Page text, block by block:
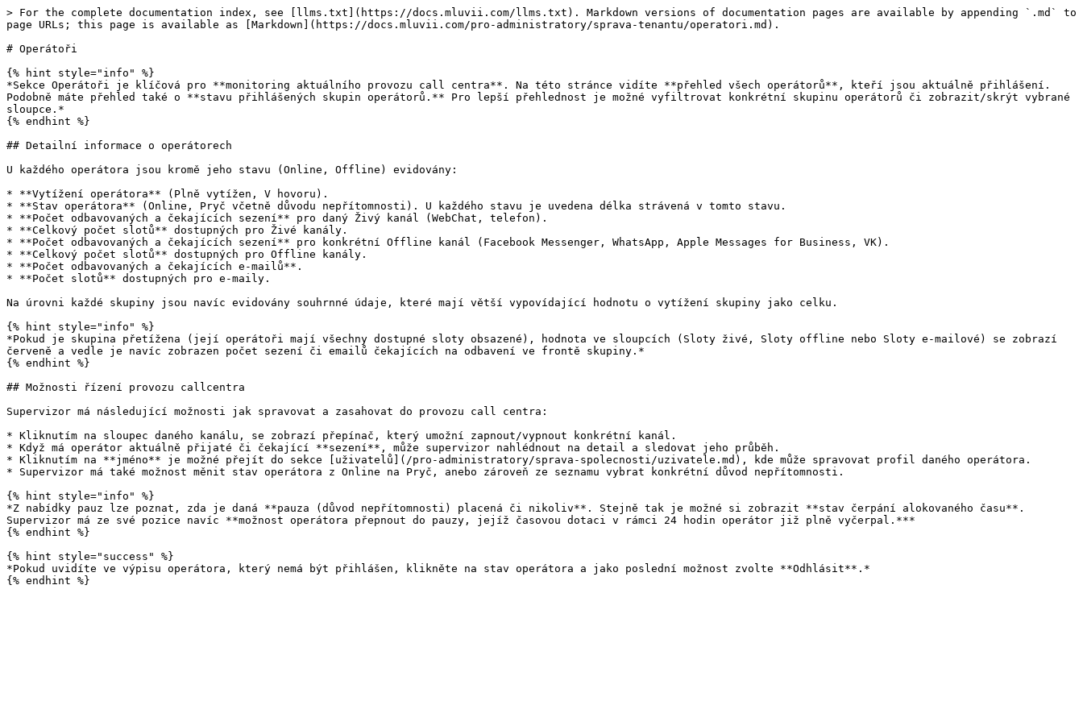
> For the complete documentation index, see [llms.txt](https://docs.mluvii.com/llms.txt). Markdown versions of documentation pages are available by appending `.md` to
page URLs; this page is available as [Markdown](https://docs.mluvii.com/pro-administratory/sprava-tenantu/operatori.md).
# Operátoři
{% hint style="info" %}
*Sekce Operátoři je klíčová pro **monitoring aktuálního provozu call centra**. Na této stránce vidíte **přehled všech operátorů**, kteří jsou aktuálně přihlášení.
Podobně máte přehled také o **stavu přihlášených skupin operátorů.** Pro lepší přehlednost je možné vyfiltrovat konkrétní skupinu operátorů či zobrazit/skrýt vybrané
sloupce.*
{% endhint %}
## Detailní informace o operátorech
U každého operátora jsou kromě jeho stavu (Online, Offline) evidovány:
* **Vytížení operátora** (Plně vytížen, V hovoru).
* **Stav operátora** (Online, Pryč včetně důvodu nepřítomnosti). U každého stavu je uvedena délka strávená v tomto stavu.
* **Počet odbavovaných a čekajících sezení** pro daný Živý kanál (WebChat, telefon).
* **Celkový počet slotů** dostupných pro Živé kanály.
* **Počet odbavovaných a čekajících sezení** pro konkrétní Offline kanál (Facebook Messenger, WhatsApp, Apple Messages for Business, VK).
* **Celkový počet slotů** dostupných pro Offline kanály.
* **Počet odbavovaných a čekajících e-mailů**.
* **Počet slotů** dostupných pro e-maily.
Na úrovni každé skupiny jsou navíc evidovány souhrnné údaje, které mají větší vypovídající hodnotu o vytížení skupiny jako celku.
{% hint style="info" %}
*Pokud je skupina přetížena (její operátoři mají všechny dostupné sloty obsazené), hodnota ve sloupcích (Sloty živé, Sloty offline nebo Sloty e-mailové) se zobrazí
červeně a vedle je navíc zobrazen počet sezení či emailů čekajících na odbavení ve frontě skupiny.*
{% endhint %}
## Možnosti řízení provozu callcentra
Supervizor má následující možnosti jak spravovat a zasahovat do provozu call centra:
* Kliknutím na sloupec daného kanálu, se zobrazí přepínač, který umožní zapnout/vypnout konkrétní kanál.
* Když má operátor aktuálně přijaté či čekající **sezení**, může supervizor nahlédnout na detail a sledovat jeho průběh.
* Kliknutím na **jméno** je možné přejít do sekce [uživatelů](/pro-administratory/sprava-spolecnosti/uzivatele.md), kde může spravovat profil daného operátora.
* Supervizor má také možnost měnit stav operátora z Online na Pryč, anebo zároveň ze seznamu vybrat konkrétní důvod nepřítomnosti.
{% hint style="info" %}
*Z nabídky pauz lze poznat, zda je daná **pauza (důvod nepřítomnosti) placená či nikoliv**. Stejně tak je možné si zobrazit **stav čerpání alokovaného času**.
Supervizor má ze své pozice navíc **možnost operátora přepnout do pauzy, jejíž časovou dotaci v rámci 24 hodin operátor již plně vyčerpal.***
{% endhint %}
{% hint style="success" %}
*Pokud uvidíte ve výpisu operátora, který nemá být přihlášen, klikněte na stav operátora a jako poslední možnost zvolte **Odhlásit**.*